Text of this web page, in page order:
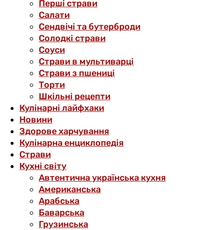
Перші страви
Салати
Сендвічі та бутерброди
Солодкі страви
Соуси
Страви в мультиварці
Страви з пшениці
Торти
Шкільні рецепти
Кулінарні лайфхаки
Новини
Здорове харчування
Кулінарна енциклопедія
Страви
Кухні світу
Автентична українська кухня
Американська
Арабська
Баварська
Грузинська